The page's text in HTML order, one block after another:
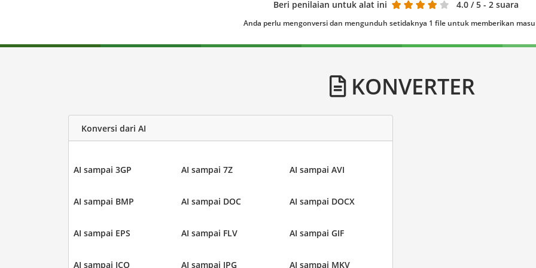
Beri penilaian untuk alat ini 4.0 / 5 - 2 suara
Anda perlu mengonversi dan mengunduh setidaknya 1 file untuk memberikan
KONVERTER
Konversi dari AI
AI sampai 3GP AI sampai 7Z AI sampai AVI
AI sampai BMP AI sampai DOC AI sampai DOCX
AI sampai EPS AI sampai FLV AI sampai GIF
AI sampai ICO AI sampai JPG AI sampai MKV